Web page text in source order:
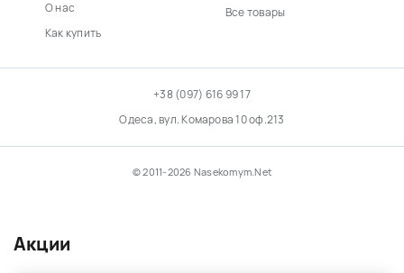
Акции
О нас
Как купить
Все товары
+38 (097) 616 99 17
Одеса, вул. Комарова 10 оф.213
© 2011-2026 Nasekomym.Net